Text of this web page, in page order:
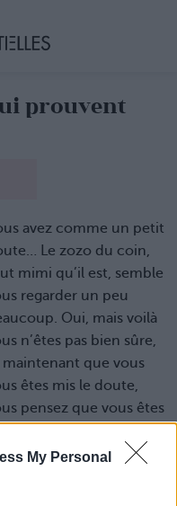
My Personal
prouvent
avez comme un petit
Le zozo du coin,
mimi qu’il est, semble
regarder un peu
Oui, mais voilà
n’êtes pas bien sûre,
maintenant que vous
êtes mis le doute,
pensez que vous êtes
n’en a strictement